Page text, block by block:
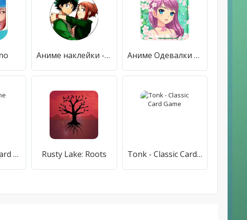
Аниме наклейки - WAStickerApps для WhatsApp Аниме Одевалки для девочек
Mindi Online Card Game Rusty Lake: Roots Tonk - Classic Card Game